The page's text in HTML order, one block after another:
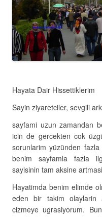
Hayata Dair Hissettiklerim
Sayin ziyaretciler, sevgili
sayfami uzun zamandan
icin de gercekten cok
sorunlarim yüzünden
benim sayfamla fazla
sayisinin tam aksine
Hayatimda benim elimde
eden bir takim olaylarin
cizmeye ugrasiyorum.